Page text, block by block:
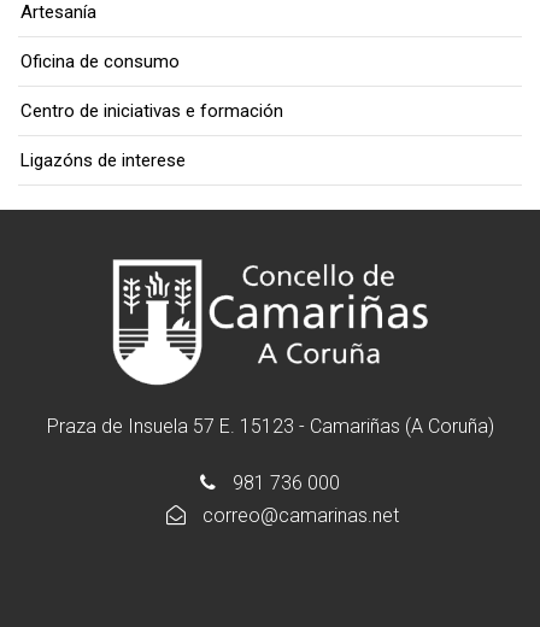
Artesanía
Oficina de consumo
Centro de iniciativas e formación
Ligazóns de interese
Praza de Insuela 57 E. 15123 - Camariñas (A Coruña)
981 736 000
correo@camarinas.net